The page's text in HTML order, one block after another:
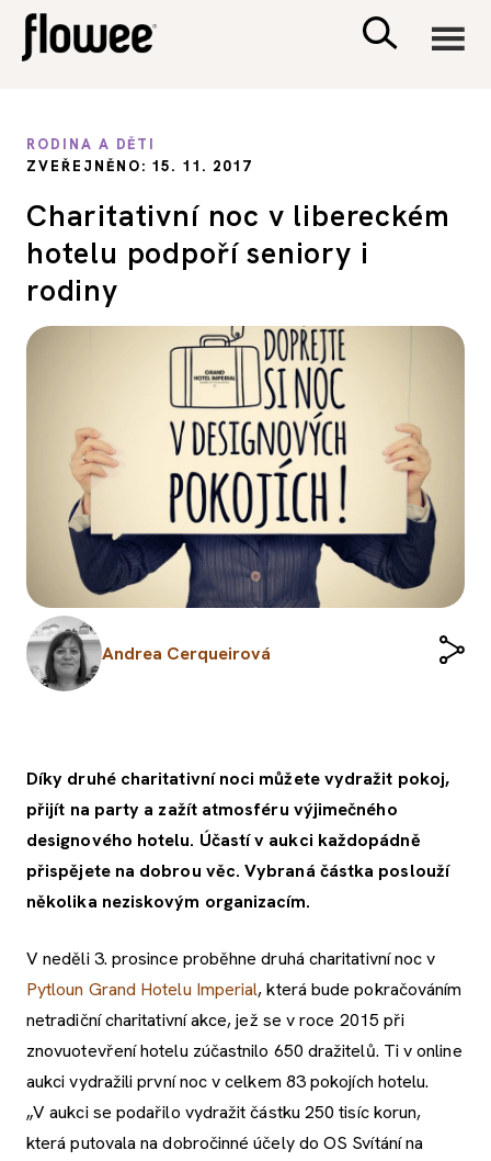
PSYCHOLOGIE
SEX A VZTAHY
PORADNA
RODINA A DĚTI
ZVEŘEJNĚNO: 15. 11. 2017
Charitativní noc v libereckém
hotelu podpoří seniory i
rodiny
Andrea Cerqueirová
Díky druhé charitativní noci můžete vydražit pokoj,
přijít na party a zažít atmosféru výjimečného
designového hotelu. Účastí v aukci každopádně
přispějete na dobrou věc. Vybraná částka poslouží
několika neziskovým organizacím.
V neděli 3. prosince proběhne druhá charitativní noc v
Pytloun Grand Hotelu Imperial, která bude pokračováním
netradiční charitativní akce, jež se v roce 2015 při
znovuotevření hotelu zúčastnilo 650 dražitelů. Ti v online
aukci vydražili první noc v celkem 83 pokojích hotelu.
„V aukci se podařilo vydražit částku 250 tisíc korun,
která putovala na dobročinné účely do OS Svítání na